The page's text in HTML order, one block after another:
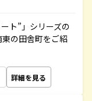
ト”」シリーズの
の田舎町をご紹
詳細を見る